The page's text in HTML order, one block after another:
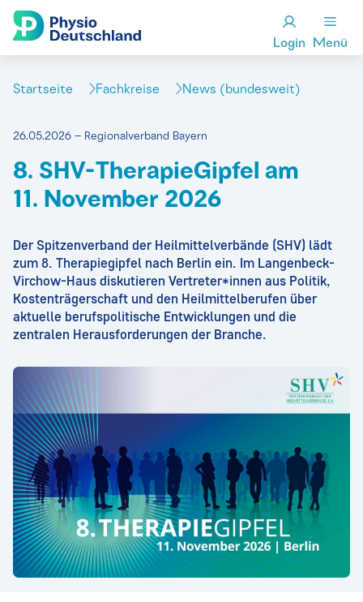
Login Menü
Startseite Fachkreise News (bundesweit)
26.05.2026 – Regionalverband Bayern
8. SHV-TherapieGipfel am
11. November 2026
Der Spitzenverband der Heilmittelverbände (SHV) lädt
zum 8. Therapiegipfel nach Berlin ein. Im Langenbeck-
Virchow-Haus diskutieren Vertreter*innen aus Politik,
Kostenträgerschaft und den Heilmittelberufen über
aktuelle berufspolitische Entwicklungen und die
zentralen Herausforderungen der Branche.